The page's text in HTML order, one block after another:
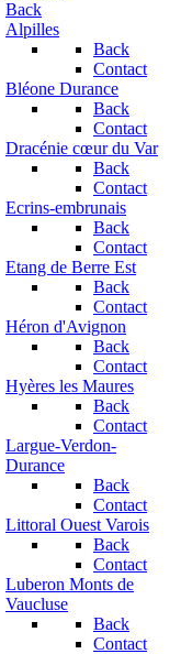
Back
Alpilles
Back
Contact
Bléone Durance
Back
Contact
Dracénie cœur du Var
Back
Contact
Ecrins-embrunais
Back
Contact
Etang de Berre Est
Back
Contact
Héron d'Avignon
Back
Contact
Hyères les Maures
Back
Contact
Largue-Verdon-
Durance
Back
Contact
Littoral Ouest Varois
Back
Contact
Luberon Monts de
Vaucluse
Back
Contact